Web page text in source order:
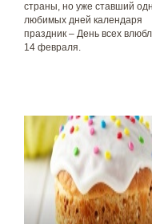
страны, но уже ставший
любимых дней календаря
праздник – День всех
14 февраля.